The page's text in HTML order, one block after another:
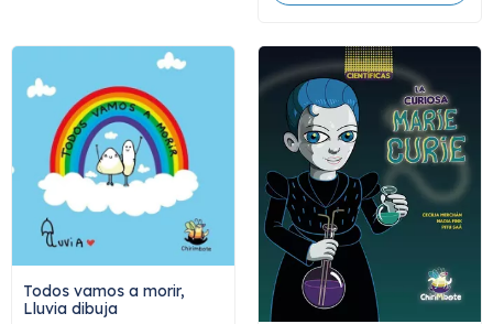
Todos vamos a morir,
Lluvia dibuja